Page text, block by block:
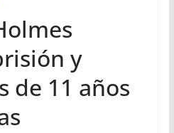
y
de 11 años